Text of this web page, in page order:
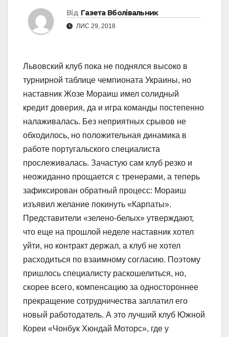
Від Газета Вболівальник
ЛИС 29, 2018
Львовский клуб пока не поднялся высоко в
турнирной таблице чемпионата Украины, но
наставник Жозе Мораиш имел солидный
кредит доверия, да и игра команды постепенно
налаживалась. Без неприятных срывов не
обходилось, но положительная динамика в
работе португальского специалиста
прослеживалась. Зачастую сам клуб резко и
неожиданно прощается с тренерами, а теперь
зафиксирован обратный процесс: Мораиш
изъявил желание покинуть «Карпаты».
Представители «зелено-белых» утверждают,
что еще на прошлой неделе наставник хотел
уйти, но контракт держал, а клуб не хотел
расходиться по взаимному согласию. Поэтому
пришлось специалисту раскошелиться, но,
скорее всего, компенсацию за одностороннее
прекращение сотрудничества заплатил его
новый работодатель. А это лучший клуб Южной
Кореи «Чонбук Хюндай Моторс», где у